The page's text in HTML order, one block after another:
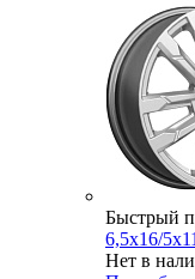
Быстрый
6,5x16/
Нет в